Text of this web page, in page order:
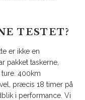
TESTET?
er ikke en
pakket taskerne,
400km
præcis 18 timer på
i performance. Vi